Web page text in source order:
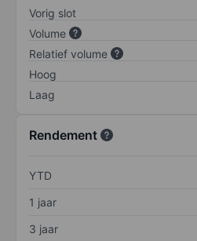
Vorig slot
Volume
Relatief volume
Hoog
Laag
Rendement
YTD
1 jaar
3 jaar